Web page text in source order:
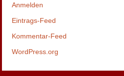
Anmelden
Eintrags-Feed
Kommentar-Feed
WordPress.org